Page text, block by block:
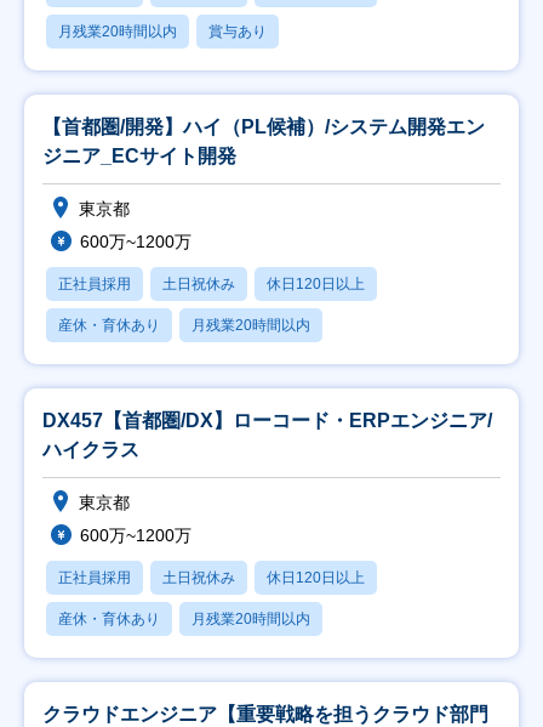
月残業20時間以内 賞与あり
【首都圏/開発】ハイ（PL候補）/システム開発エン
ジニア_ECサイト開発
東京都
600万~1200万
正社員採用 土日祝休み 休日120日以上
産休・育休あり 月残業20時間以内
DX457【首都圏/DX】ローコード・ERPエンジニア/
ハイクラス
東京都
600万~1200万
正社員採用 土日祝休み 休日120日以上
産休・育休あり 月残業20時間以内
クラウドエンジニア【重要戦略を担うクラウド部門